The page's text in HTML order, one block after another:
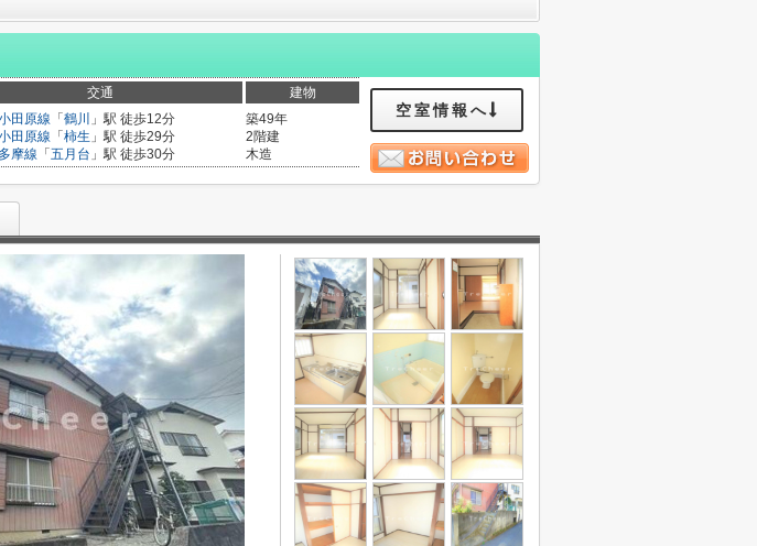
交通 建物
田原線 「 鶴川
」駅 徒歩12分
田原線 「 柿生 」駅 徒歩29分
摩線 「 五月台 」駅 徒歩30分
築49年
2階建
木造
空室情報へ